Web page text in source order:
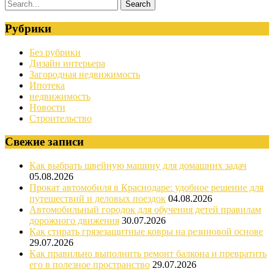
Рубрики
Без рубрики
Дизайн интерьера
Загородная недвижимость
Ипотека
недвижимость
Новости
Строительство
Свежие записи
Как выбрать швейную машину для домашних задач
05.08.2026
Прокат автомобиля в Краснодаре: удобное решение для
путешествий и деловых поездок 04.08.2026
Автомобильный городок для обучения детей правилам
дорожного движения 30.07.2026
Как стирать грязезащитные ковры на резиновой основе
29.07.2026
Как правильно выполнить ремонт балкона и превратить
его в полезное пространство 29.07.2026